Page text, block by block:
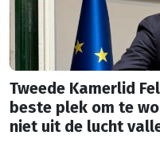
Tweede Kamerlid
beste plek om te
niet uit de lucht